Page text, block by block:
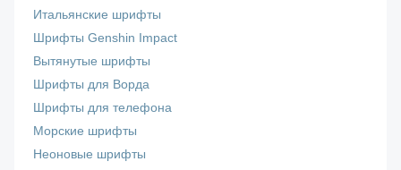
Итальянские шрифты
Шрифты Genshin Impact
Вытянутые шрифты
Шрифты для Ворда
Шрифты для телефона
Морские шрифты
Неоновые шрифты